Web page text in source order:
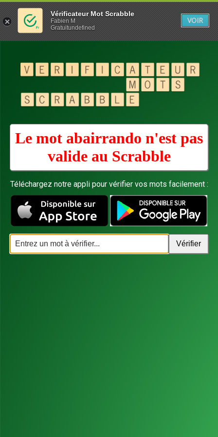
Le mot abairrando n'est pas
valide au Scrabble
Téléchargez notre appli pour vérifier vos mots facilement :
Vérificateur Mot Scrabble
Fabien M
Gratuitundefined
VOIR